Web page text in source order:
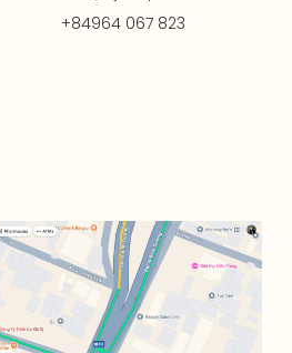
+84964 067 823